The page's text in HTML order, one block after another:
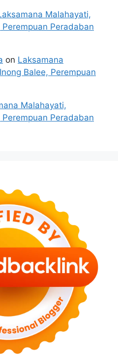
Malahayati,
Peradaban
on Laksamana
Balee, Perempuan
Malahayati,
Peradaban